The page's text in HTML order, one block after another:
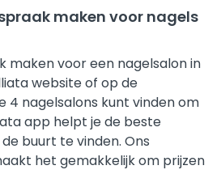
maken voor nagels
maken voor een nagelsalon in
website of op de
4 nagelsalons kunt vinden om
app helpt je de beste
buurt te vinden. Ons
het gemakkelijk om prijzen